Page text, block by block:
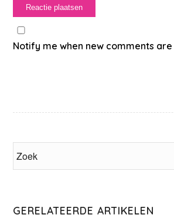
Notify me when new comments
GERELATEERDE ARTIKELEN